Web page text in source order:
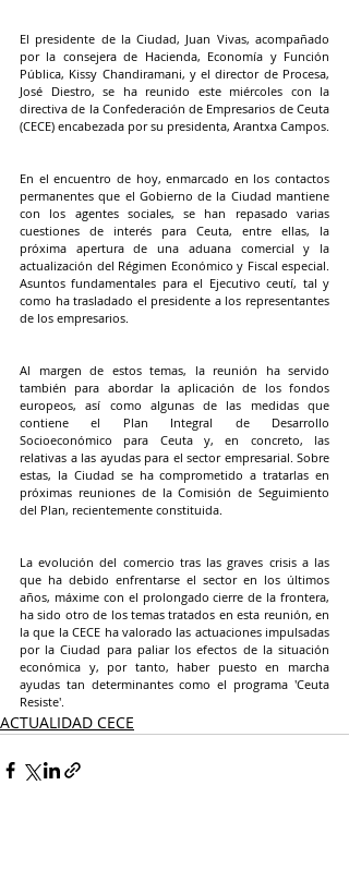
El presidente de la Ciudad, Juan Vivas, acompañado
por la consejera de Hacienda, Economía y Función
Pública, Kissy Chandiramani, y el director de Procesa,
José Diestro, se ha reunido este miércoles con la
directiva de la Confederación de Empresarios de Ceuta
​​En el encuentro de hoy, enmarcado en los contactos
permanentes que el Gobierno de la Ciudad mantiene
con los agentes sociales, se han repasado varias
cuestiones de interés para Ceuta, entre ellas, la
próxima apertura de una aduana comercial y la
actualización del Régimen Económico y Fiscal especial.
Asuntos fundamentales para el Ejecutivo ceutí, tal y
como ha trasladado el presidente a los representantes
de los empresarios.
Al margen de estos temas, la reunión ha servido
también para abordar la aplicación de los fondos
europeos, así como algunas de las medidas que
contiene el Plan Integral de Desarrollo
Socioeconómico para Ceuta y, en concreto, las
relativas a las ayudas para el sector empresarial. Sobre
estas, la Ciudad se ha comprometido a tratarlas en
próximas reuniones de la Comisión de Seguimiento
del Plan, recientemente constituida.
La evolución del comercio tras las graves crisis a las
que ha debido enfrentarse el sector en los últimos
años, máxime con el prolongado cierre de la frontera,
ha sido otro de los temas tratados en esta reunión, en
la que la CECE ha valorado las actuaciones impulsadas
por la Ciudad para paliar los efectos de la situación
económica y, por tanto, haber puesto en marcha
ayudas tan determinantes como el programa 'Ceuta
Resiste'.
ACTUALIDAD CECE